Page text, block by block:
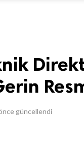
güncellendi